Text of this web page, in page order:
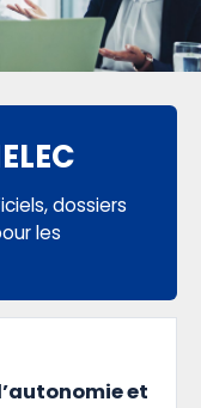
dossiers
les
et